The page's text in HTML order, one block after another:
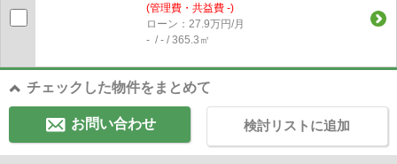
(管理費・共益費 -)
ローン：27.9万円/月
- / - / 365.3㎡
チェックした物件をまとめて
お問い合わせ 検討リストに追加